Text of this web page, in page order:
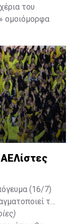
του
ομοιόμορφα
ΑΕΛίστες
(16/7)
το